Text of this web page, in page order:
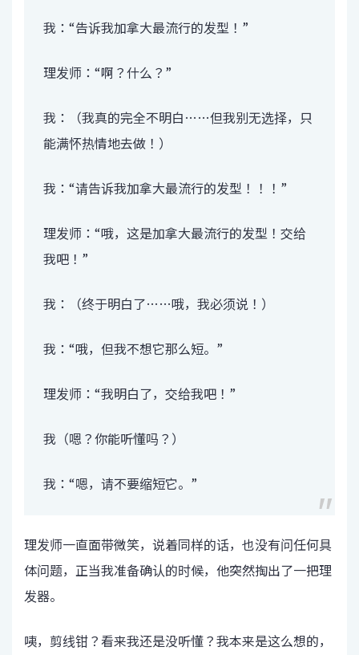
我：“告诉我加拿大最流行的发型！”
理发师：“啊？什么？”
我：（我真的完全不明白……但我别无选择，只
能满怀热情地去做！）
我：“请告诉我加拿大最流行的发型！！！”
理发师：“哦，这是加拿大最流行的发型！交给
我吧！”
我：（终于明白了……哦，我必须说！）
我：“哦，但我不想它那么短。”
理发师：“我明白了，交给我吧！”
我（嗯？你能听懂吗？）
我：“嗯，请不要缩短它。”
理发师一直面带微笑，说着同样的话，也没有问任何具
体问题，正当我准备确认的时候，他突然掏出了一把理
发器。
咦，剪线钳？看来我还是没听懂？我本来是这么想的，